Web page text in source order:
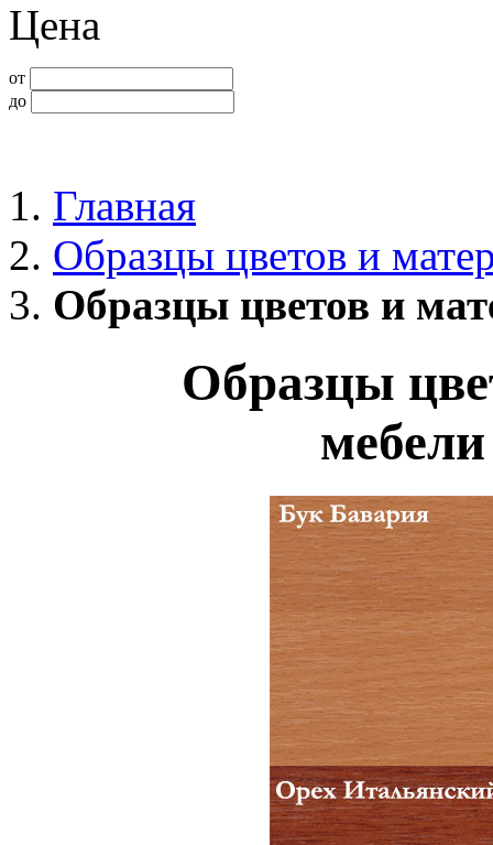
Цена
от
до
Главная
Образцы цветов и
Образцы цветов и
Образцы